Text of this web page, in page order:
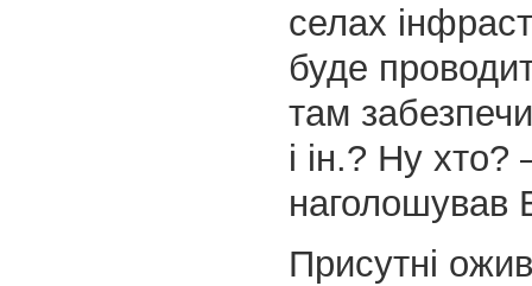
селах
буде
там
і ін.? Ну хто?
наголошував
Присутні